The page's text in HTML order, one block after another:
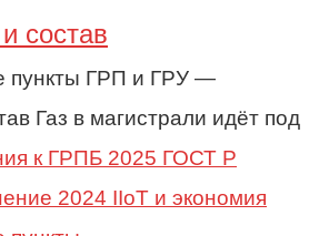
состав
пункты ГРП и ГРУ —
Газ в магистрали идёт под